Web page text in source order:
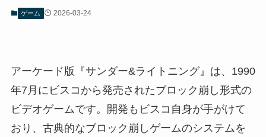
ゲーム 2026-03-24
アーケード版『サンダー&ライトニング』は、1990
年7月にビスコから発売されたブロック崩し形式の
ビデオゲームです。開発もビスコ自身が手がけて
おり、古典的なブロック崩しゲームのシステムを